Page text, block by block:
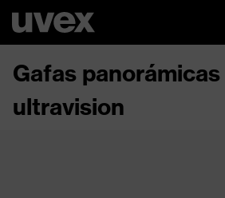
Gafas
ultravision